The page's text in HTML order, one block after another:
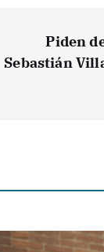
Piden
Sebastián